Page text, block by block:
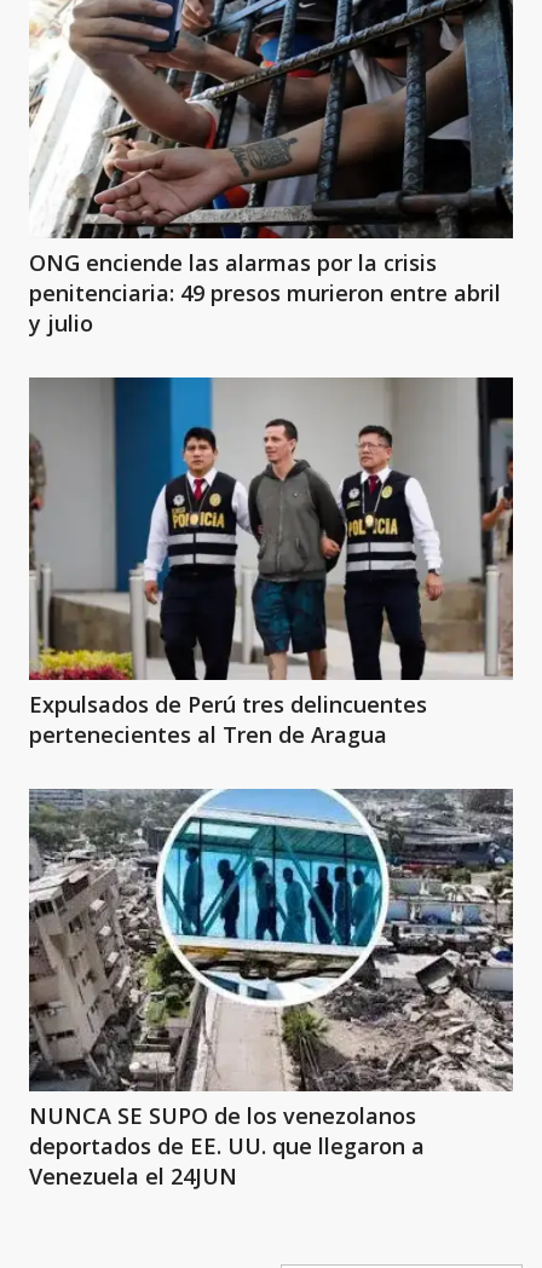
ONG enciende las alarmas por la crisis
penitenciaria: 49 presos murieron entre abril
y julio
Expulsados de Perú tres delincuentes
pertenecientes al Tren de Aragua
NUNCA SE SUPO de los venezolanos
deportados de EE. UU. que llegaron a
Venezuela el 24JUN